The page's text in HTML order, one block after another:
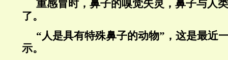
重感冒时，鼻子的嗅觉失灵，鼻子与人
了。
“人是具有特殊鼻子的动物”，这是最近
示。